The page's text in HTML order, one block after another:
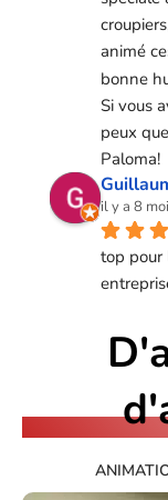
animé
bonne
Si vous
peux
Paloma!
il y a 8
top pour